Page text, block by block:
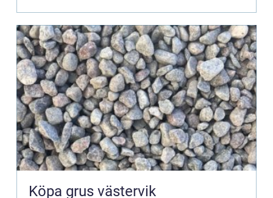
Köpa grus västervik